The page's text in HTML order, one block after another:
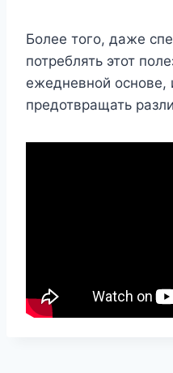
Более того, даже
потреблять этот
ежедневной
предотвращать